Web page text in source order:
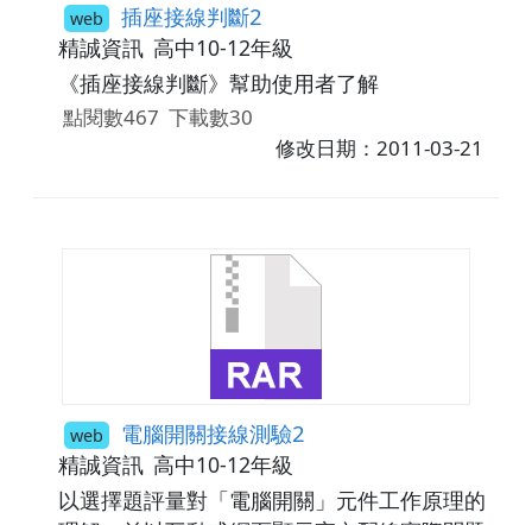
web 插座接線判斷2
精誠資訊 高中10-12年級
《插座接線判斷》幫助使用者了解
點閱數467 下載數30
修改日期：2011-03-21
web 電腦開關接線測驗2
精誠資訊 高中10-12年級
以選擇題評量對「電腦開關」元件工作原理的